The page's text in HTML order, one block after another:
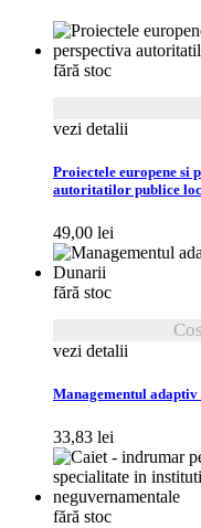
fără stoc
vezi detalii
Proiectele europene si
autoritatilor publice
49,00 lei
fără stoc
vezi detalii
Managementul
33,83 lei
fără stoc